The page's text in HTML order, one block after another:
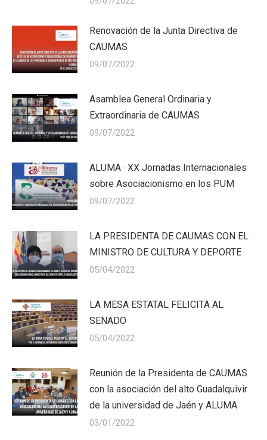
Renovación de la Junta Directiva de
CAUMAS
09/07/2022
Asamblea General Ordinaria y
Extraordinaria de CAUMAS
09/07/2022
ALUMA · XX Jornadas Internacionales
sobre Asociacionismo en los PUM
09/07/2022
LA PRESIDENTA DE CAUMAS CON EL
MINISTRO DE CULTURA Y DEPORTE
05/04/2022
LA MESA ESTATAL FELICITA AL
SENADO
05/04/2022
Reunión de la Presidenta de CAUMAS
con la asociación del alto Guadalquivir
de la universidad de Jaén y ALUMA
03/01/2022